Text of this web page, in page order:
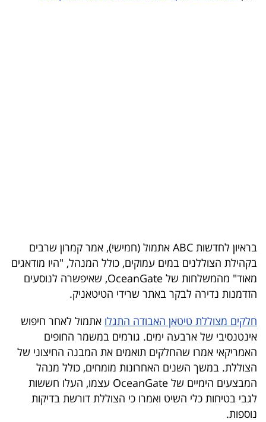
5
המילון
הכלכלי
פודקאסט
40
UNDER
40
בראיון לחדשות ABC אתמול (חמישי), אמר קמרון שרבים
בקהילת הצוללנים במים עמוקים, כולל המנהל, "היו מודאגים
מאוד" מהמשלחות של OceanGate, שאיפשרה לנוסעים
הזדמנות נדירה לבקר באתר שרידי הטיטאניק.
חלקים מצוללת טיטאן האבודה התגלו אתמול לאחר חיפוש
אינטנסיבי של ארבעה ימים. גורמים במשמר החופים
האמריקאי אמרו שהחלקים תואמים את המבנה החיצוני של
הצוללת. במשך השנים האחרונות מומחים, כולל מנהל
המבצעים הימיים של OceanGate עצמו, העלו חששות
לגבי בטיחות כלי השיט ואמרו כי הצוללת דורשת בדיקות
נוספות.